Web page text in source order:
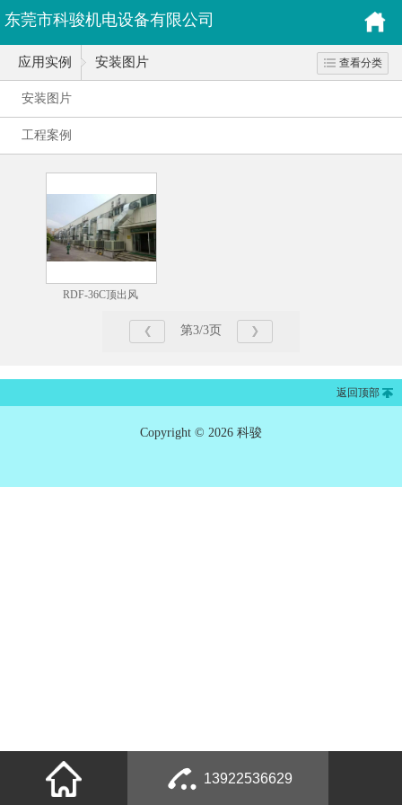
东莞市科骏机电设备有限公司
应用实例 安装图片 查看分类
安装图片
工程案例
RDF-36C顶出风
第3/3页
返回顶部
Copyright © 2026 科骏
13922536629